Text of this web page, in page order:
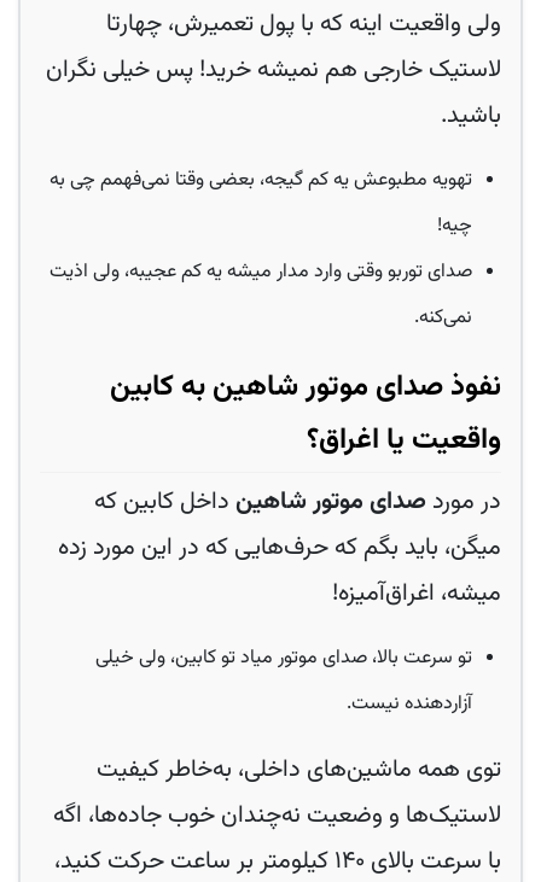
ولی واقعیت اینه که با پول تعمیرش، چهارتا
لاستیک خارجی هم نمیشه خرید! پس خیلی نگران
باشید.
تهویه مطبوعش یه کم گیجه، بعضی وقتا نمی‌فهمم چی به
چیه!
صدای توربو وقتی وارد مدار میشه یه کم عجیبه، ولی اذیت
نمی‌کنه.
نفوذ صدای موتور شاهین به کابین
واقعیت یا اغراق؟
در مورد صدای موتور شاهین داخل کابین که
میگن، باید بگم که حرف‌هایی که در این مورد زده
میشه، اغراق‌آمیزه!
تو سرعت بالا، صدای موتور میاد تو کابین، ولی خیلی
آزاردهنده نیست.
توی همه ماشین‌های داخلی، به‌خاطر کیفیت
لاستیک‌ها و وضعیت نه‌چندان خوب جاده‌ها، اگه
با سرعت بالای ۱۴۰ کیلومتر بر ساعت حرکت کنید،